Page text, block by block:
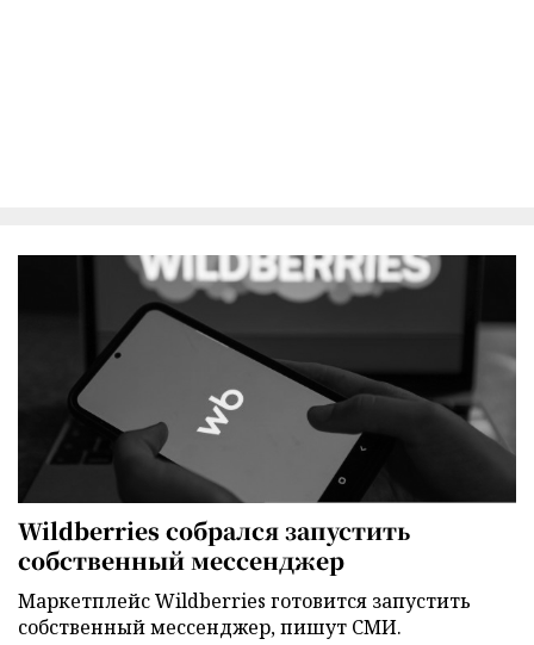
Wildberries собрался запустить
собственный мессенджер
Маркетплейс Wildberries готовится запустить
собственный мессенджер, пишут СМИ.